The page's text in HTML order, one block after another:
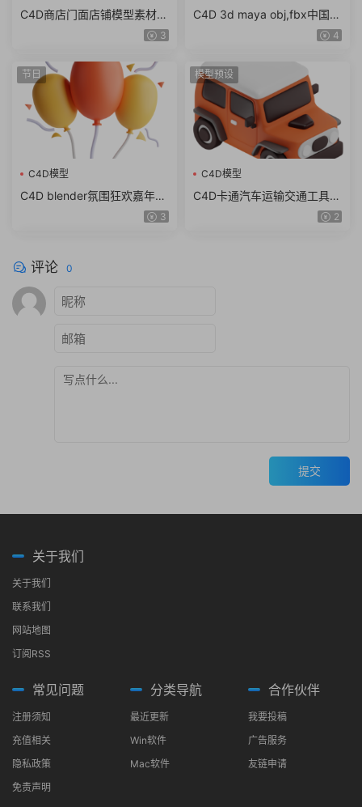
C4D商店门面店铺模型素材
max obj fbx ma KitBash3D3
C4D 3d maya obj,fbx中国风
东方古建筑临安长安城古城街
4
节日
C4D模型
C4D blender氛围狂欢嘉年华
锣鼓棉花糖图标fbx obj模型3
模型预设
C4D模型
C4D卡通汽车运输交通工具警
车火车出租车blender fbx obj
2
评论 0
提交
关于我们
关于我们
联系我们
网站地图
订阅RSS
常见问题
注册须知
充值相关
隐私政策
免责声明
分类导航
最近更新
Win软件
Mac软件
合作伙伴
我要投稿
广告服务
友链申请